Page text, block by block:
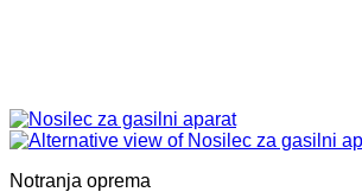
Notranja oprema